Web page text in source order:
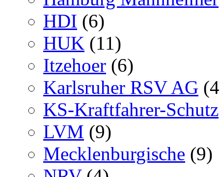
HDI (6)
HUK (11)
Itzehoer (6)
Karlsruher RSV AG
KS-Kraftfahrer-Schutz
LVM (9)
Mecklenburgische (9)